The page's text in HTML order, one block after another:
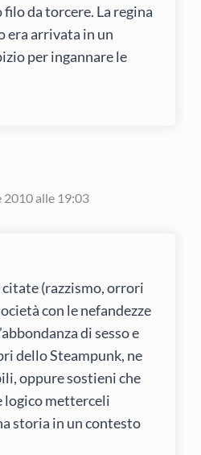
da torcere. La regina
era arrivata in un
per ingannare le
alle 19:03
(razzismo, orrori
con le nefandezze
di sesso e
dello Steampunk, ne
oppure sostieni che
logico metterceli
storia in un contesto